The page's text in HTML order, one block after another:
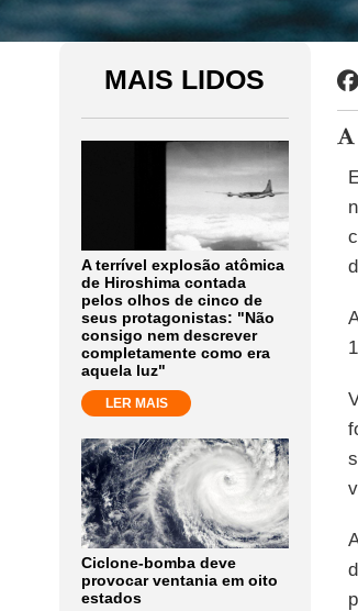
MAIS LIDOS
A terrível explosão atômica
de Hiroshima contada
pelos olhos de cinco de
seus protagonistas: "Não
consigo nem descrever
completamente como era
aquela luz"
LER MAIS
Ciclone-bomba deve
provocar ventania em oito
estados